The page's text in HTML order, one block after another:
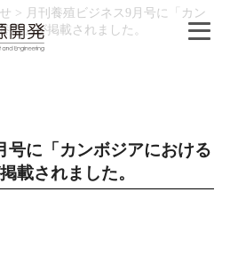
> 月刊養殖ビジネス9月号に「カン
殖」が掲載されました。
号に「カンボジアにおける
載されました。